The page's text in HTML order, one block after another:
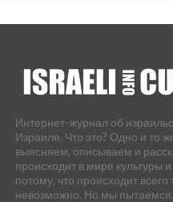
Интернет-журнал об
Израиле. Что это? Одно и то
выясняем, описываем и
происходит в мире культуры
потому, что происходит всего
невозможно. Но мы